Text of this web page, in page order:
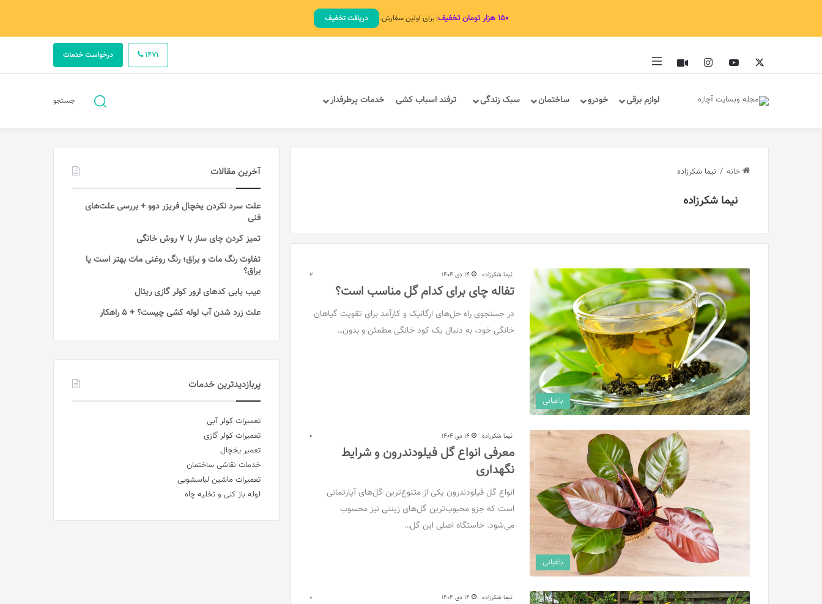
۱۵۰ هزار تومان تخفیف | برای اولین سفارش. دریافت تخفیف
ایکس یوتیوب اینستاگرام آپارات درخواست خدمات 1471
لوازم برقی خودرو ساختمان سبک زندگی ترفند اسباب کشی خدمات پرطرفدار جستجوجستجو
خانه / نیما شکرزاده
نیما شکرزاده
باغبانی
نیما شکرزاده 14 دی 1404 2
تفاله چای برای کدام گل مناسب است؟
در جستجوی راه حل‌های ارگانیک و کارآمد برای تقویت گیاهان
خانگی خود، به دنبال یک کود خانگی مطمئن و بدون…
باغبانی
نیما شکرزاده 14 دی 1404 0
معرفی انواع گل فیلودندرون و شرایط
نگهداری
انواع گل فیلودندرون یکی از متنوع‌ترین گل‌های آپارتمانی
است که جزو محبوب‌ترین گل‌های زینتی نیز محسوب
می‌شود. خاستگاه اصلی این گل…
نیما شکرزاده 14 دی 1404 0
آخرین مقالات
علت سرد نکردن یخچال فریزر دوو + بررسی علت‌های
فنی
تمیز کردن چای ساز با ۷ روش خانگی
تفاوت رنگ مات و براق؛ رنگ روغنی مات بهتر است یا
براق؟
عیب یابی کدهای ارور کولر گازی ریتال
علت زرد شدن آب لوله کشی چیست؟ + 5 راهکار
پربازدیدترین خدمات
تعمیرات کولر آبی
تعمیرات کولر گازی
تعمیر یخچال
خدمات نقاشی ساختمان
تعمیرات ماشین لباسشویی
لوله باز کنی و تخلیه چاه